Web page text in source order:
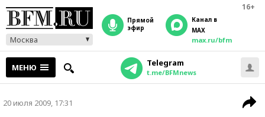
16+
Москва
прямой
эфир
Канал в
MAX
max.ru/bfm
МЕНЮ Telegram
t.me/BFMnews
20 июля 2009, 17:31